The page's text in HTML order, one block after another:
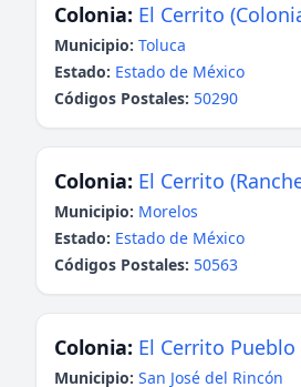
Colonia: El Cerrito
Municipio: Toluca
Estado: Estado de México
Códigos Postales: 50290
Colonia: El Cerrito
Municipio: Morelos
Estado: Estado de México
Códigos Postales: 50563
Colonia: El Cerrito
Municipio: San José del Rincón